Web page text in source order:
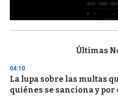
s
d
s
o
f
Últimas
04:10
La lupa sobre las multas
quiénes se sanciona y por